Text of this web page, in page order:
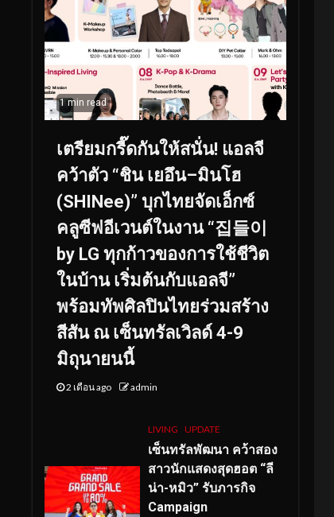
1 min read
เตรียมกรี๊ดกันให้สนั่น! แอลจี
คว้าตัว “ชิน เยอึน–มินโฮ
(SHINee)” บุกไทยจัดเอ็กซ์
คลูซีฟอีเวนต์ในงาน “집들이
by LG ทุกก้าวของการใช้ชีวิต
ในบ้าน เริ่มต้นกับแอลจี”
พร้อมทัพศิลปินไทยร่วมสร้าง
สีสัน ณ เซ็นทรัลเวิลด์ 4-9
มิถุนายนนี้
2 เดือน ago admin
LIVING UPDATE
เซ็นทรัลพัฒนา คว้าสอง
สาวนักแสดงสุดฮอต “ลี
น่า-หมิว” รับภารกิจ
Campaign